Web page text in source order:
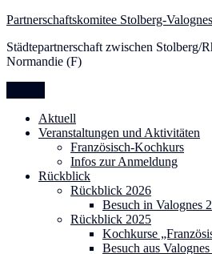
Zum
springen
Partnerschaftskomitee Stolberg-
Städtepartnerschaft zwischen Stolberg/
Normandie (F)
Aktuell
Veranstaltungen und Aktivitäten
Französisch-Kochkurs
Infos zur Anmeldung
Rückblick
Rückblick 2026
Besuch in Valognes
Rückblick 2025
Kochkurse
Besuch aus